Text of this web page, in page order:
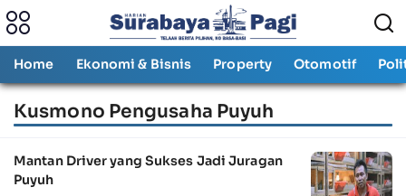
Home Ekonomi & Bisnis Property Otomotif
Kusmono Pengusaha Puyuh
Mantan Driver yang Sukses Jadi Juragan
Puyuh